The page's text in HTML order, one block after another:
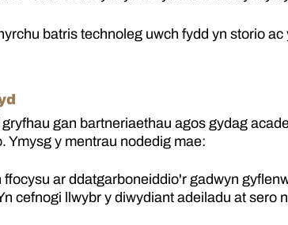
batris technoleg uwch fydd yn storio
gan bartneriaethau agos gydag
Ymysg y mentrau nodedig mae:
ar ddatgarboneiddio'r gadwyn
cefnogi llwybr y diwydiant adeiladu at